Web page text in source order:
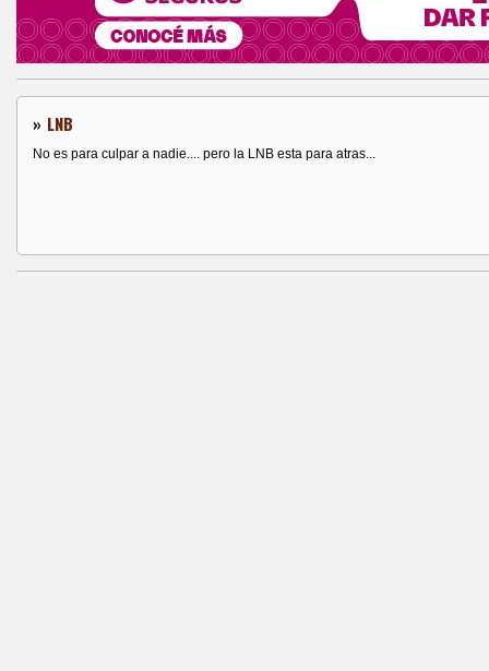
» LNB
No es para culpar a nadie.... pero la LNB esta para atras...